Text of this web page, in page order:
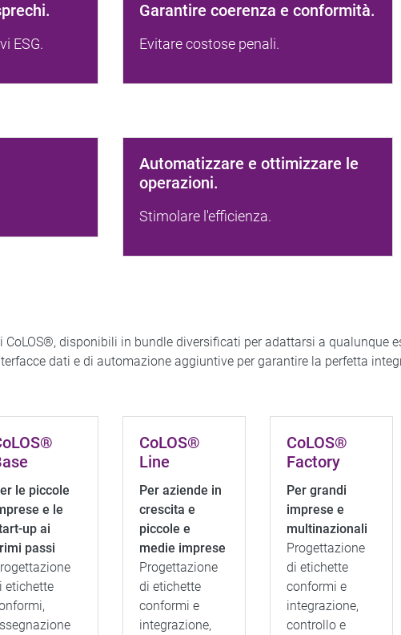
ESG.
Garantire coerenza e conformità.
Evitare costose penali.
Automatizzare e ottimizzare le
operazioni.
Stimolare l'efficienza.
disponibili in bundle diversificati per adattarsi a qualunque
dati e di automazione aggiuntive per garantire la perfetta
le piccole
e le
up ai
passi
etichette
CoLOS®
Line
Per aziende in
crescita e
piccole e
medie imprese
Progettazione
di etichette
conformi e
integrazione,
CoLOS®
Factory
Per grandi
imprese e
multinazionali
Progettazione
di etichette
conformi e
integrazione,
controllo e